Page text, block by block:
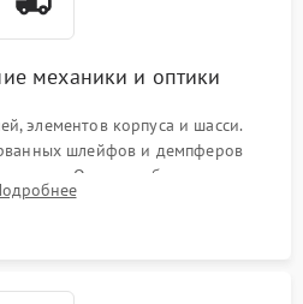
механики и оптики
элементов корпуса и шасси.
шлейфов и демпферов
камеры. Очистка объектива,
фокусировки. Установка новых